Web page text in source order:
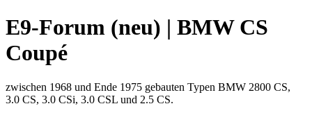
E9-Forum (neu) | BMW CS
Coupé
zwischen 1968 und Ende 1975 gebauten Typen BMW 2800 CS,
3.0 CS, 3.0 CSi, 3.0 CSL und 2.5 CS.